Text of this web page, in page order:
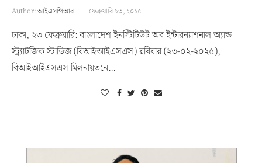
Author:আইএসপিআর ফেব্রুয়ারি ২৩, ২০২৫
ঢাকা, ২৩ ফেব্রুয়ারি: বাংলাদেশ ইনস্টিটিউট অব ইন্টারন্যাশনাল অ্যান্ড
স্ট্র্যাটজিক স্টাডিজ (বিআইআইএসএস) রবিবার (২৩-০২-২০২৫),
বিআইআইএসএস মিলনায়তনে…